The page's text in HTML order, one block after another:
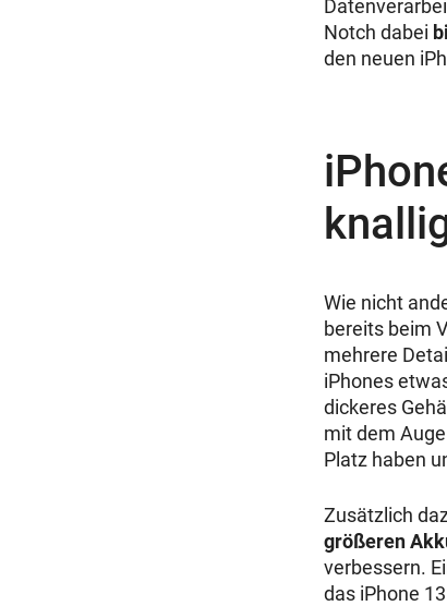
Notch dabei
den neuen
Wie nicht
bereits beim
mehrere
iPhones
dickeres
mit dem
Platz haben
Zusätzlich
größeren
verbessern.
das iPhone 13